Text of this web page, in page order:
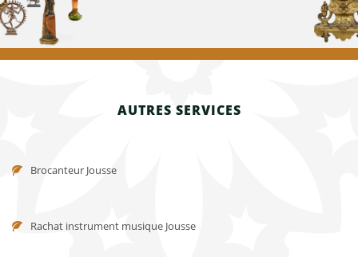
AUTRES SERVICES
Brocanteur Jousse
Rachat instrument musique Jousse